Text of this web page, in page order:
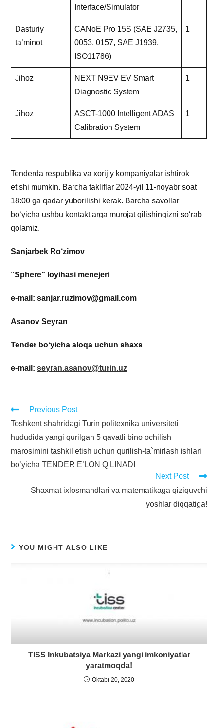
Interface/Simulator
Dasturiy
ta’minot
CANoE Pro 15S (SAE J2735,
0053, 0157, SAE J1939,
ISO11786)
1
Jihoz
NEXT N9EV EV Smart
Diagnostic System
1
Jihoz
ASCT-1000 Intelligent ADAS
Calibration System
1
Tenderda respublika va xorijiy kompaniyalar ishtirok
etishi mumkin. Barcha takliflar 2024-yil 11-noyabr soat
18:00 ga qadar yuborilishi kerak. Barcha savollar
bo‘yicha ushbu kontaktlarga murojat qilishingizni so‘rab
qolamiz.
Sanjarbek Ro‘zimov
“Sphere” loyihasi menejeri
e-mail: sanjar.ruzimov@gmail.com
Asanov Seyran
Tender bo‘yicha aloqa uchun shaxs
e-mail:seyran.asanov@turin.uz
Previous Post
Toshkent shahridagi Turin politexnika universiteti
hududida yangi qurilgan 5 qavatli bino ochilish
marosimini tashkil etish uchun qurilish-ta`mirlash ishlari
boʼyicha TENDER E’LON QILINАDI
Next Post
Shaxmat ixlosmandlari va matematikaga qiziquvchi
yoshlar diqqatiga!
YOU MIGHT ALSO LIKE
TISS Inkubatsiya Markazi yangi imkoniyatlar
yaratmoqda!
Oktabr 20, 2020